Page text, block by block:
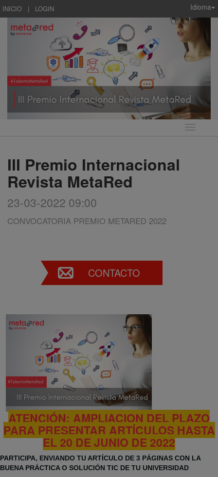
INICIO | LOGIN Idioma
Idioma
III Premio Internacional
Revista MetaRed
23-03-2022 09:00
CONVOCATORIA PREMIO METARED 2022
CONTACTO
ATENCIÓN: AMPLIACION DEL PLAZO
PARA PRESENTAR ARTÍCULOS HASTA
EL 20 DE JUNIO DE 2022
PARTICIPA, ENVIANDO TU ARTÍCULO DE 3 PÁGINAS CON LA
BUENA PRÁCTICA O SOLUCIÓN TIC DE TU UNIVERSIDAD